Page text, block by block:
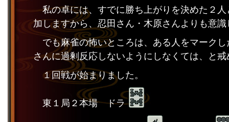
私の卓には、すでに勝ち上がりを決めた２
加しますから、忍田さん・木原さんよりも意
でも麻雀の怖いところは、ある人をマーク
さんに過剰反応しないようにしなくては、と
１回戦が始まりました。
東１局２本場 ドラ